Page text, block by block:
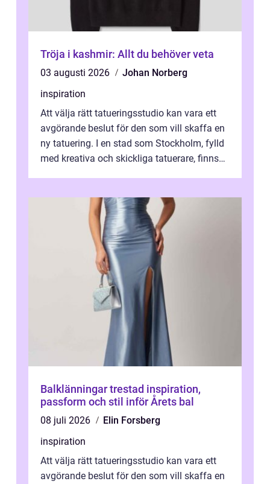
Tröja i kashmir: Allt du behöver veta
03 augusti 2026
Johan Norberg
inspiration
Att välja rätt tatueringsstudio kan vara ett
avgörande beslut för den som vill skaffa en
ny tatuering. I en stad som Stockholm, fylld
med kreativa och skickliga tatuerare, finns
Balklänningar trestad inspiration,
passform och stil inför Årets bal
08 juli 2026
Elin Forsberg
inspiration
Att välja rätt tatueringsstudio kan vara ett
avgörande beslut för den som vill skaffa en